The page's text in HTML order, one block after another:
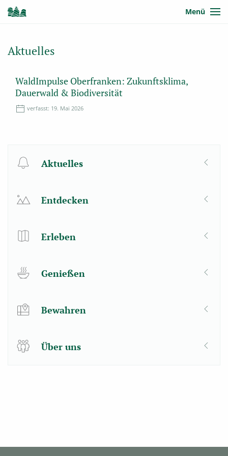
Menü
Aktuelles
WaldImpulse Oberfranken: Zukunftsklima,
Dauerwald & Biodiversität
verfasst: 19. Mai 2026
Aktuelles
Entdecken
Erleben
Genießen
Bewahren
Über uns